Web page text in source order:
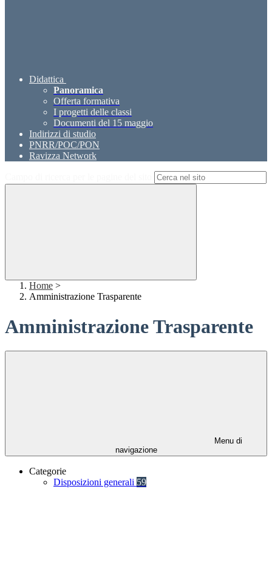
Didattica
Panoramica
Offerta formativa
I progetti delle classi
Documenti del 15 maggio
Indirizzi di studio
PNRR/POC/PON
Ravizza Network
Home >
Amministrazione Trasparente
Amministrazione Trasparente
Menu di
navigazione
Categorie
Disposizioni generali 59